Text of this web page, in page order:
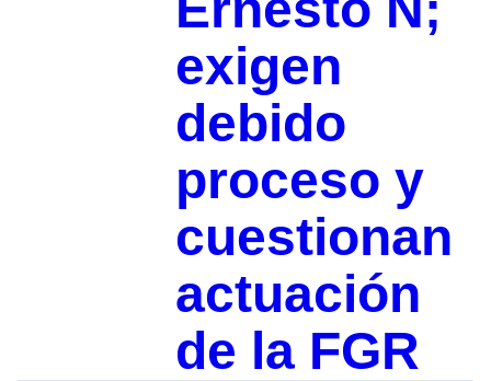
exigen
debido
proceso y
cuestionan
actuación
de la FGR